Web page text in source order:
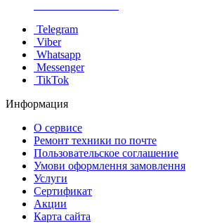
Telegram
Viber
Whatsapp
Messenger
TikTok
Информация
О сервисе
Ремонт техники по почте
Пользовательское соглашение
Умови оформлення замовлення
Услуги
Сертификат
Акции
Карта сайта